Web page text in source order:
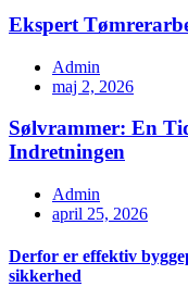
Ekspert
Admin
maj 2, 2026
Sølvrammer: En
Indretningen
Admin
april 25, 2026
Derfor er effektiv
sikkerhed